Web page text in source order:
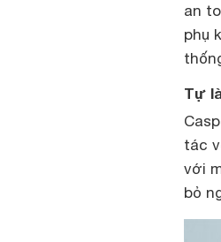
an
phụ
Tự
tác
với
bỏ